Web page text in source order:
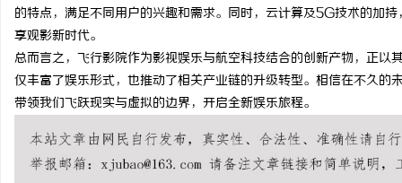
的特点，满足不同用户的兴趣和需求。同时，云计算及5G技术的加
享观影新时代。
总而言之，飞行影院作为影视娱乐与航空科技结合的创新产物，正
仅丰富了娱乐形式，也推动了相关产业链的升级转型。相信在不久
带领我们飞跃现实与虚拟的边界，开启全新娱乐旅程。